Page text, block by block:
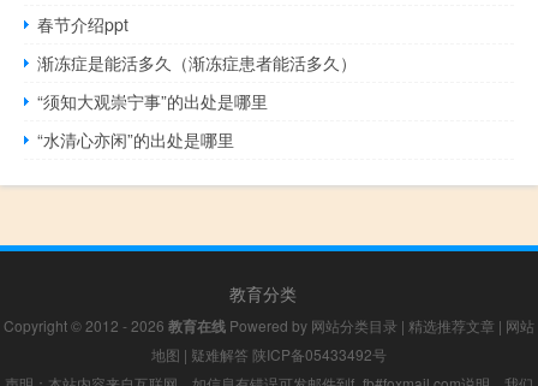
春节介绍ppt
渐冻症是能活多久（渐冻症患者能活多久）
“须知大观崇宁事”的出处是哪里
“水清心亦闲”的出处是哪里
教育分类
Copyright © 2012 - 2026 教育在线 Powered by 网站分类目录 | 精选推荐文章 | 网站
地图 | 疑难解答 陕ICP备05433492号